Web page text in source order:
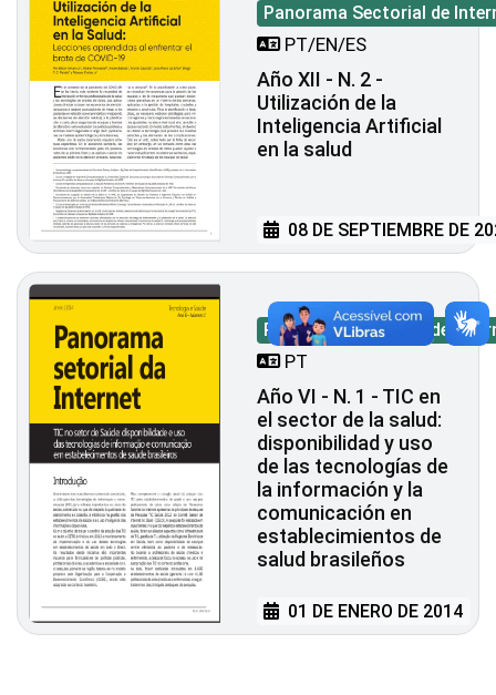
Panorama Sectorial de
PT/EN/ES
Año XII - N. 2 -
Utilización de la
Inteligencia Artificial
en la salud
08 DE SEPTIEMBRE DE
Panorama Sectorial de
PT
Año VI - N. 1 - TIC en
el sector de la salud:
disponibilidad y uso
de las tecnologías de
la información y la
comunicación en
establecimientos de
salud brasileños
01 DE ENERO DE 2014